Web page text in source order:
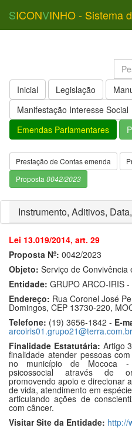
SICONVINHO - Sistema
Inicial Legislação
Manifestação Interesse Social
Emendas Parlamentares
Prestação de Contas emenda
Proposta 0042/2023
Instrumento, Aditivos,
Lei 13.019/2014, art. 29
Proposta Nº: 0042/2023
Objeto: Serviço de
Entidade: GRUPO ARCO-IRIS -
Endereço: Rua Coronel José
Domingos, CEP 13730-220,
Telefone: (19) 3656-1842 - E-
arcoiris01.grupo21@terra.com.br
Finalidade Estatutária: Artigo
finalidade atender pessoas
no município de Mococa -
psicossocial através de
promovendo apoio e direcionar
de vida, atendimento em
articulando ações de
com câncer.
Visitar Site da Entidade: http://